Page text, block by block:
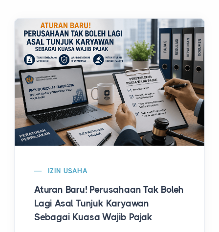
IZIN USAHA
Aturan Baru! Perusahaan Tak Boleh
Lagi Asal Tunjuk Karyawan
Sebagai Kuasa Wajib Pajak